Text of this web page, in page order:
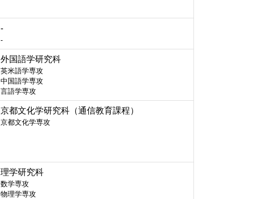
-
-
外国語学研究科
英米語学専攻
中国語学専攻
言語学専攻
京都文化学研究科（通信教育課程）
京都文化学専攻
理学研究科
数学専攻
物理学専攻